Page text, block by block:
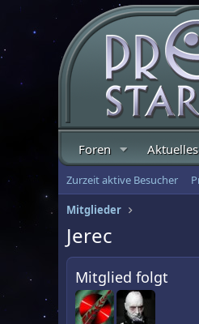
Foren Aktuelles
Zurzeit aktive Besucher
Mitglieder
Jerec
Mitglied folgt